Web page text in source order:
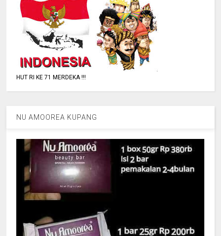
HUT RI KE 71 MERDEKA !!!
NU AMOOREA KUPANG